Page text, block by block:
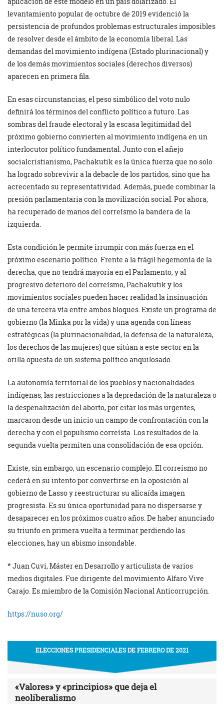
levantamiento popular de octubre de 2019 evidenció la
persistencia de profundos problemas estructurales imposibles
de resolver desde el ámbito de la economía liberal. Las
demandas del movimiento indígena (Estado plurinacional) y
de los demás movimientos sociales (derechos diversos)
aparecen en primera fila.
En esas circunstancias, el peso simbólico del voto nulo
definirá los términos del conflicto político a futuro. Las
sombras del fraude electoral y la escasa legitimidad del
próximo gobierno convierten al movimiento indígena en un
interlocutor político fundamental. Junto con el añejo
socialcristianismo, Pachakutik es la única fuerza que no solo
ha logrado sobrevivir a la debacle de los partidos, sino que ha
acrecentado su representatividad. Además, puede combinar la
presión parlamentaria con la movilización social. Por ahora,
ha recuperado de manos del correísmo la bandera de la
izquierda.
Esta condición le permite irrumpir con más fuerza en el
próximo escenario político. Frente a la frágil hegemonía de la
derecha, que no tendrá mayoría en el Parlamento, y al
progresivo deterioro del correísmo, Pachakutik y los
movimientos sociales pueden hacer realidad la insinuación
de una tercera vía entre ambos bloques. Existe un programa de
gobierno (la Minka por la vida) y una agenda con líneas
estratégicas (la plurinacionalidad, la defensa de la naturaleza,
los derechos de las mujeres) que sitúan a este sector en la
orilla opuesta de un sistema político anquilosado.
La autonomía territorial de los pueblos y nacionalidades
indígenas, las restricciones a la depredación de la naturaleza o
la despenalización del aborto, por citar los más urgentes,
marcaron desde un inicio un campo de confrontación con la
derecha y con el populismo correísta. Los resultados de la
segunda vuelta permiten una consolidación de esa opción.
Existe, sin embargo, un escenario complejo. El correísmo no
cederá en su intento por convertirse en la oposición al
gobierno de Lasso y reestructurar su alicaída imagen
progresista. Es su única oportunidad para no dispersarse y
desaparecer en los próximos cuatro años. De haber anunciado
su triunfo en primera vuelta a terminar perdiendo las
elecciones, hay un abismo insondable.
* Juan Cuvi, Máster en Desarrollo y articulista de varios
medios digitales. Fue dirigente del movimiento Alfaro Vive
Carajo. Es miembro de la Comisión Nacional Anticorrupción.
https://nuso.org/
ELECCIONES PRESIDENCIALES DE FEBRERO DE 2021
«Valores» y «principios» que deja el
neoliberalismo